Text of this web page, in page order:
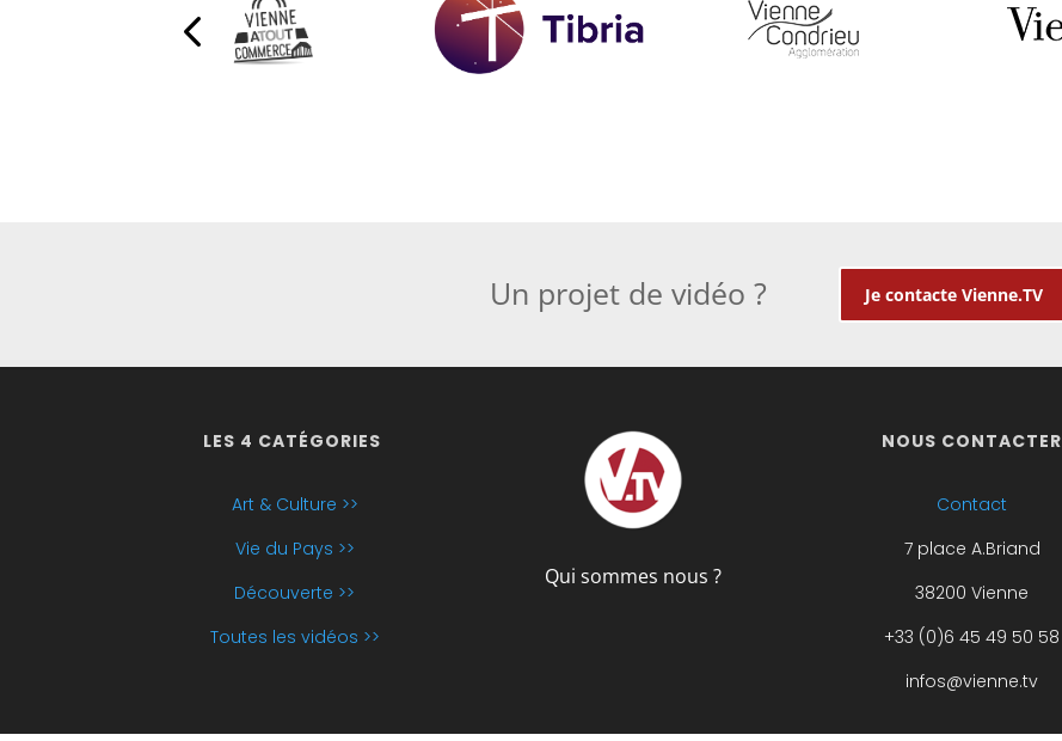
Un projet de vidéo ? Je contacte Vienne.TV
LES 4 CATÉGORIES
Art & Culture >>
Vie du Pays >>
Découverte >>
Toutes les vidéos >>
Qui sommes nous ?
NOUS CONTACTER
Contact
7 place A.Briand
38200 Vienne
+33 (0)6 45 49 50 58
infos@vienne.tv